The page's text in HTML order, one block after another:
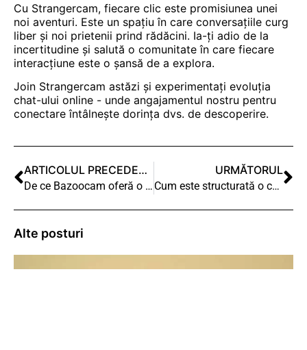
Cu Strangercam, fiecare clic este promisiunea unei
noi aventuri. Este un spațiu în care conversațiile curg
liber și noi prietenii prind rădăcini. Ia-ți adio de la
incertitudine și salută o comunitate în care fiecare
interacțiune este o șansă de a explora.
Join Strangercam astăzi și experimentați evoluția
chat-ului online - unde angajamentul nostru pentru
conectare întâlnește dorința dvs. de descoperire.
ARTICOLUL PRECEDENT
De ce Bazoocam oferă o perspectivă unică asupra chat-ului video
URMĂTORUL
Cum este structurată o cameră web?
Alte posturi